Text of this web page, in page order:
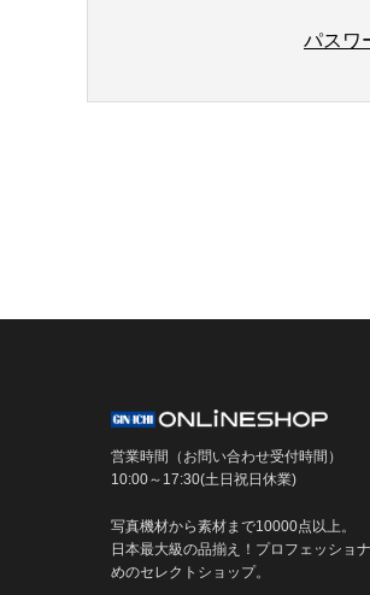
パスワ
営業時間（お問い合わせ受付時間）
10:00～17:30(土日祝日休業)
写真機材から素材まで10000点以上。
日本最大級の品揃え！プロフェッショ
めのセレクトショップ。